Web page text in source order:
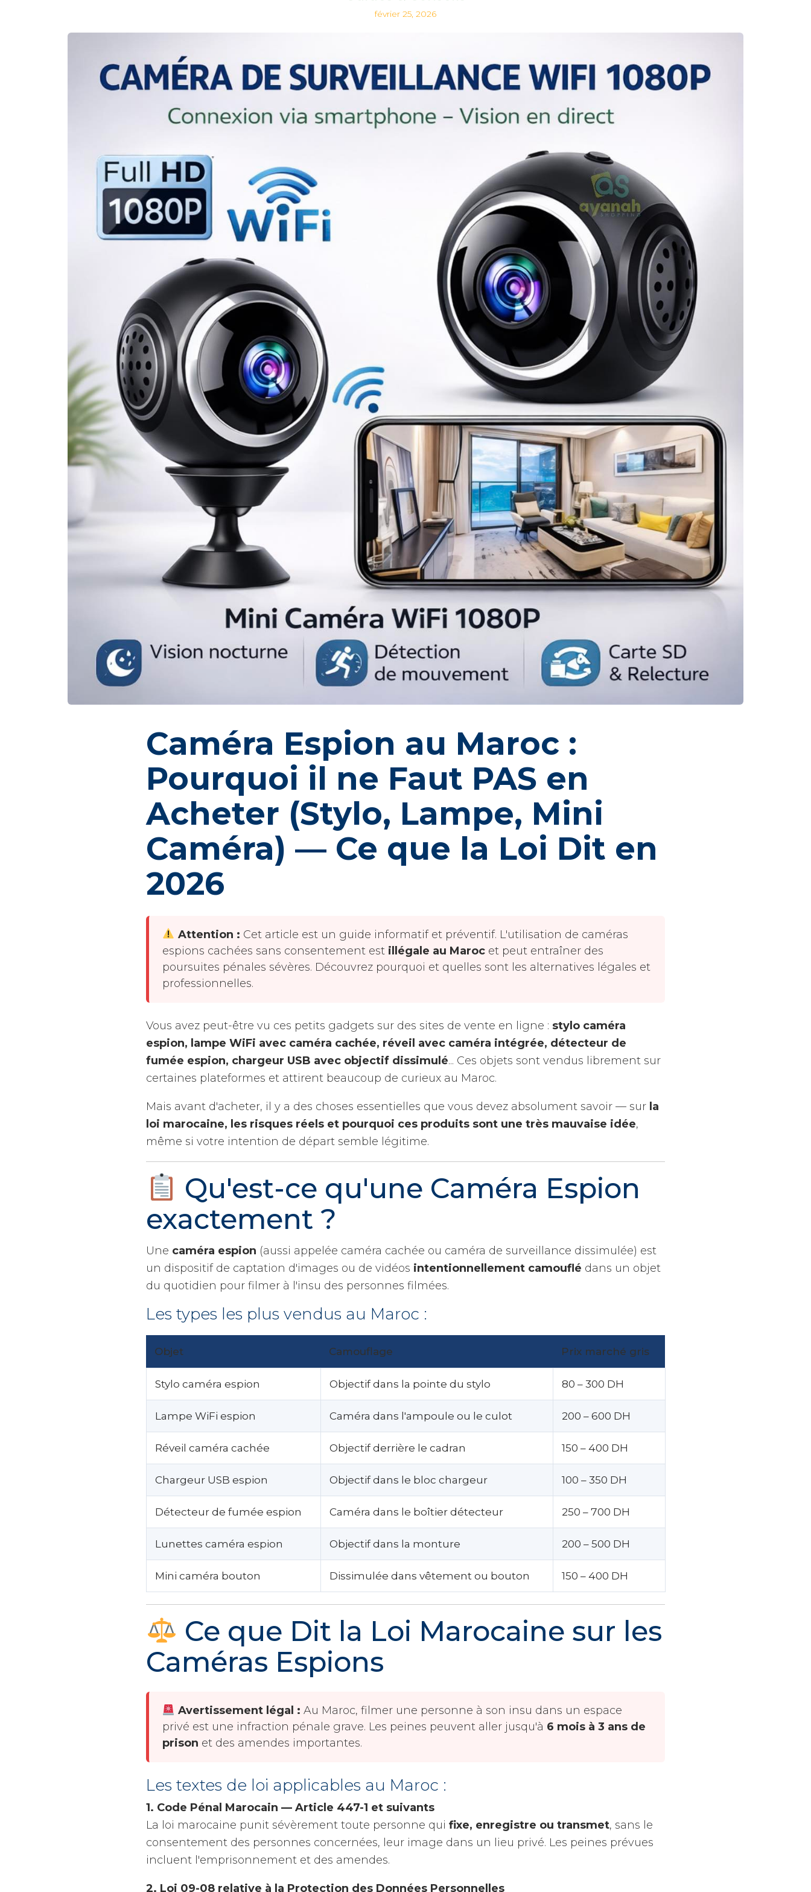
février 25, 2026
Caméra Espion au Maroc :
Pourquoi il ne Faut PAS en
Acheter (Stylo, Lampe, Mini
Caméra) — Ce que la Loi Dit en
2026
Attention : Cet article est un guide informatif et préventif. L'utilisation de caméras
espions cachées sans consentement est illégale au Maroc et peut entraîner des
poursuites pénales sévères. Découvrez pourquoi et quelles sont les alternatives légales et
professionnelles.
Vous avez peut-être vu ces petits gadgets sur des sites de vente en ligne : stylo caméra
espion, lampe WiFi avec caméra cachée, réveil avec caméra intégrée, détecteur de
fumée espion, chargeur USB avec objectif dissimulé... Ces objets sont vendus librement sur
certaines plateformes et attirent beaucoup de curieux au Maroc.
Mais avant d'acheter, il y a des choses essentielles que vous devez absolument savoir — sur la
loi marocaine, les risques réels et pourquoi ces produits sont une très mauvaise idée,
même si votre intention de départ semble légitime.
Qu'est-ce qu'une Caméra Espion
exactement ?
Une caméra espion (aussi appelée caméra cachée ou caméra de surveillance dissimulée) est
un dispositif de captation d'images ou de vidéos intentionnellement camouflé dans un objet
du quotidien pour filmer à l'insu des personnes filmées.
Les types les plus vendus au Maroc :
Objet Camouflage Prix marché gris
Stylo caméra espion Objectif dans la pointe du stylo 80 – 300 DH
Lampe WiFi espion Caméra dans l'ampoule ou le culot 200 – 600 DH
Réveil caméra cachée Objectif derrière le cadran 150 – 400 DH
Chargeur USB espion Objectif dans le bloc chargeur 100 – 350 DH
Détecteur de fumée espion Caméra dans le boîtier détecteur 250 – 700 DH
Lunettes caméra espion Objectif dans la monture 200 – 500 DH
Mini caméra bouton Dissimulée dans vêtement ou bouton 150 – 400 DH
Ce que Dit la Loi Marocaine sur les
Caméras Espions
Avertissement légal : Au Maroc, filmer une personne à son insu dans un espace
privé est une infraction pénale grave. Les peines peuvent aller jusqu'à 6 mois à 3 ans de
prison et des amendes importantes.
Les textes de loi applicables au Maroc :
1. Code Pénal Marocain — Article 447-1 et suivants
La loi marocaine punit sévèrement toute personne qui fixe, enregistre ou transmet, sans le
consentement des personnes concernées, leur image dans un lieu privé. Les peines prévues
incluent l'emprisonnement et des amendes.
2. Loi 09-08 relative à la Protection des Données Personnelles